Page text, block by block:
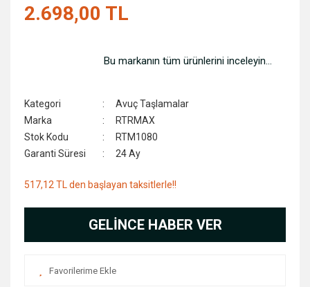
2.698,00 TL
Bu markanın tüm ürünlerini inceleyin...
Kategori
Avuç Taşlamalar
Marka
RTRMAX
Stok Kodu
RTM1080
Garanti Süresi
24 Ay
517,12 TL den başlayan taksitlerle!!
GELİNCE HABER VER